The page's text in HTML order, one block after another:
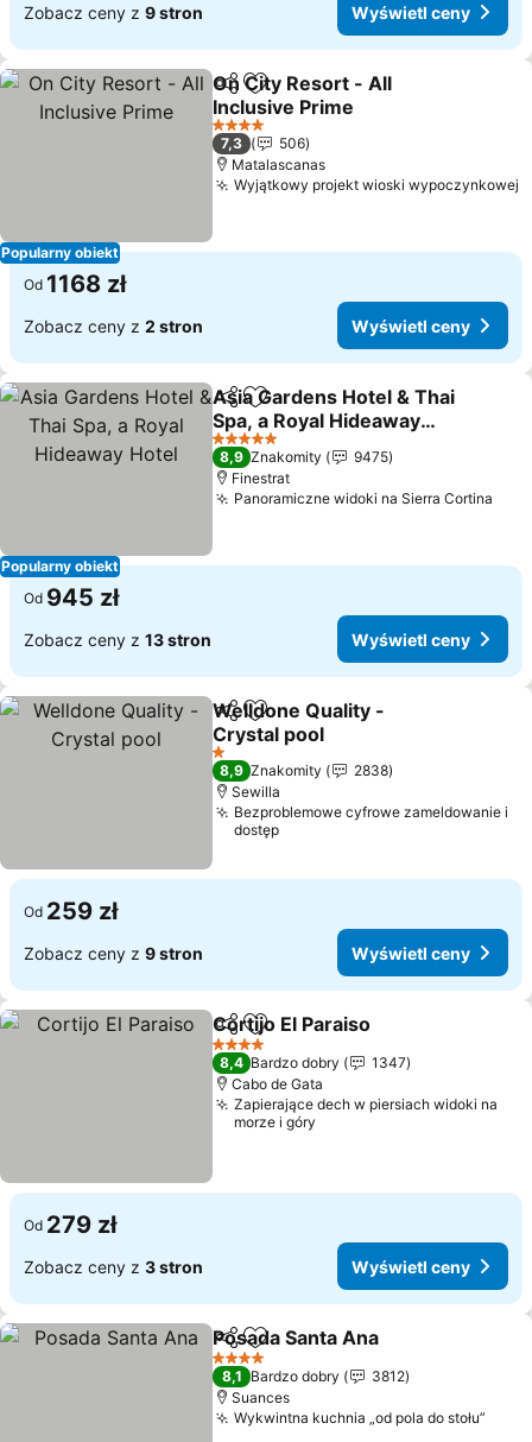
Zobacz ceny z 9 stron Wyświetl ceny
Popularny obiekt
Udostępnij
Dodaj do ulubionych
On City Resort - All
Inclusive Prime
4 Kategoria
7,3
506
Matalascanas
Wyjątkowy projekt wioski wypoczynkowej
Od 1168 zł
Zobacz ceny z 2 stron Wyświetl ceny
Popularny obiekt
Udostępnij
Dodaj do ulubionych
Asia Gardens Hotel & Thai
Spa, a Royal Hideaway
Hotel
5 Kategoria
8,9 Znakomity
9475
Finestrat
Panoramiczne widoki na Sierra Cortina
Od 945 zł
Zobacz ceny z 13 stron Wyświetl ceny
Udostępnij
Dodaj do ulubionych
Welldone Quality -
Crystal pool
1 Kategoria
8,9 Znakomity
2838
Sewilla
Bezproblemowe cyfrowe zameldowanie i
dostęp
Od 259 zł
Zobacz ceny z 9 stron Wyświetl ceny
UdostępnijDodaj do ulubionych
Cortijo El Paraiso
4 Kategoria
8,4 Bardzo dobry
1347
Cabo de Gata
Zapierające dech w piersiach widoki na
morze i góry
Od 279 zł
Zobacz ceny z 3 stron Wyświetl ceny
Udostępnij
Dodaj do ulubionych
Posada Santa Ana
4 Kategoria
8,1 Bardzo dobry
3812
Suances
Wykwintna kuchnia „od pola do stołu”